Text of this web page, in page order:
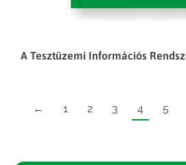
A Tesztüzemi Információs
← 1 2 3 4 5